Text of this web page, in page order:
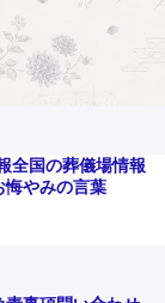
全国の葬儀場情報
悔やみの言葉